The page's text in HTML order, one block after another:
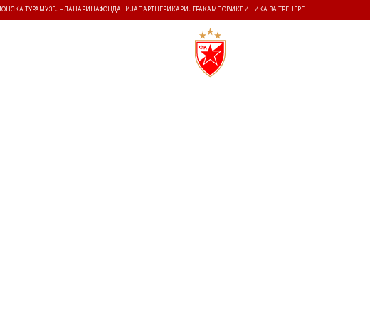
ТУРАМУЗЕЈ ЧЛАНАРИНАФОНДАЦИЈА ПАРТНЕРИ КАРИЈЕРА КАМПОВИ КЛИНИКА ЗА ТРЕНЕРЕ